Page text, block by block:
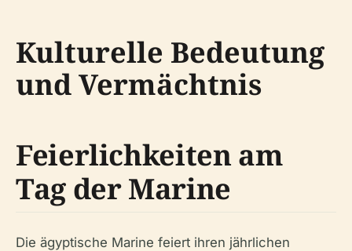
Kulturelle Bedeutung
und Vermächtnis
Feierlichkeiten am
Tag der Marine
Die ägyptische Marine feiert ihren jährlichen